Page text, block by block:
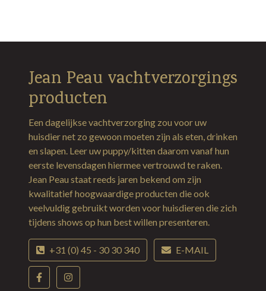
Jean Peau vachtverzorgings
producten
Een dagelijkse vachtverzorging zou voor uw
huisdier net zo gewoon moeten zijn als eten, drinken
en slapen. Leer uw puppy/kitten daarom vanaf hun
eerste levensdagen hiermee vertrouwd te raken.
Jean Peau staat reeds jaren bekend om zijn
kwalitatief hoogwaardige producten die ook
veelvuldig gebruikt worden voor huisdieren die zich
tijdens shows op hun best willen presenteren.
+31 (0) 45 - 30 30 340 E-MAIL